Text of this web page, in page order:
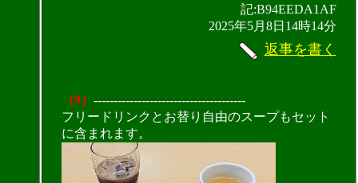
記:B94EEDA1AF
2025年5月8日14時14分
返事を書く
（9） --------------------------------------
フリードリンクとお替り自由のスープもセット
に含まれます。